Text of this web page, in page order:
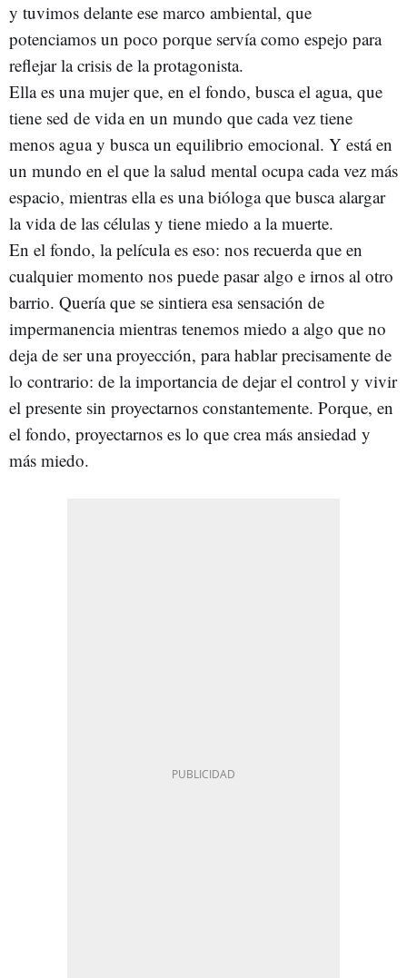
y tuvimos delante ese marco ambiental, que
potenciamos un poco porque servía como espejo para
reflejar la crisis de la protagonista.
Ella es una mujer que, en el fondo, busca el agua, que
tiene sed de vida en un mundo que cada vez tiene
menos agua y busca un equilibrio emocional. Y está en
un mundo en el que la salud mental ocupa cada vez más
espacio, mientras ella es una bióloga que busca alargar
la vida de las células y tiene miedo a la muerte.
En el fondo, la película es eso: nos recuerda que en
cualquier momento nos puede pasar algo e irnos al otro
barrio. Quería que se sintiera esa sensación de
impermanencia mientras tenemos miedo a algo que no
deja de ser una proyección, para hablar precisamente de
lo contrario: de la importancia de dejar el control y vivir
el presente sin proyectarnos constantemente. Porque, en
el fondo, proyectarnos es lo que crea más ansiedad y
más miedo.